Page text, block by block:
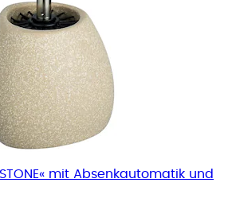
mit Absenkautomatik und